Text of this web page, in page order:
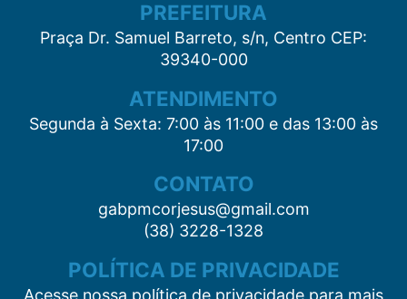
PREFEITURA
Praça Dr. Samuel Barreto, s/n, Centro CEP:
39340-000
ATENDIMENTO
Segunda à Sexta: 7:00 às 11:00 e das 13:00 às
17:00
CONTATO
gabpmcorjesus@gmail.com
(38) 3228-1328
POLÍTICA DE PRIVACIDADE
Acesse nossa política de privacidade para mais